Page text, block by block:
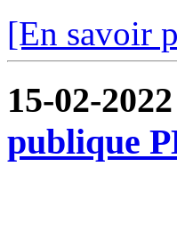
[En savoir
15-02-2022
publique